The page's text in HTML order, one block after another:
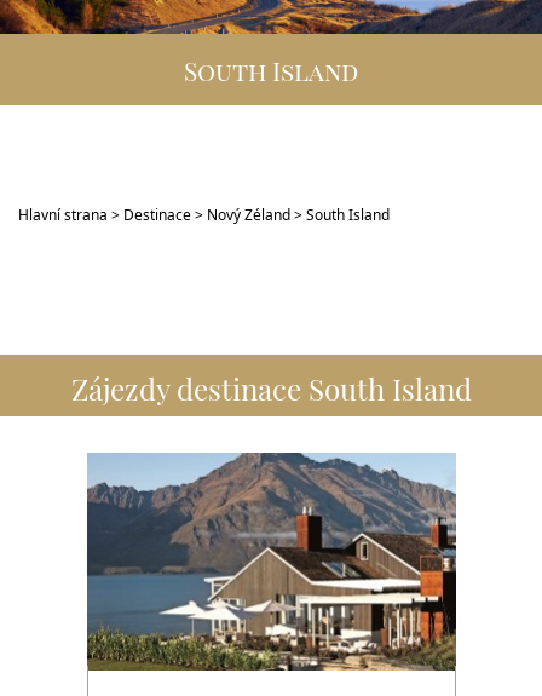
South Island
Hlavní strana > Destinace> Nový Zéland> South Island
Zájezdy destinace South Island